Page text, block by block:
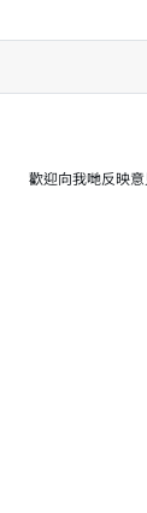
歡迎向我哋反映意